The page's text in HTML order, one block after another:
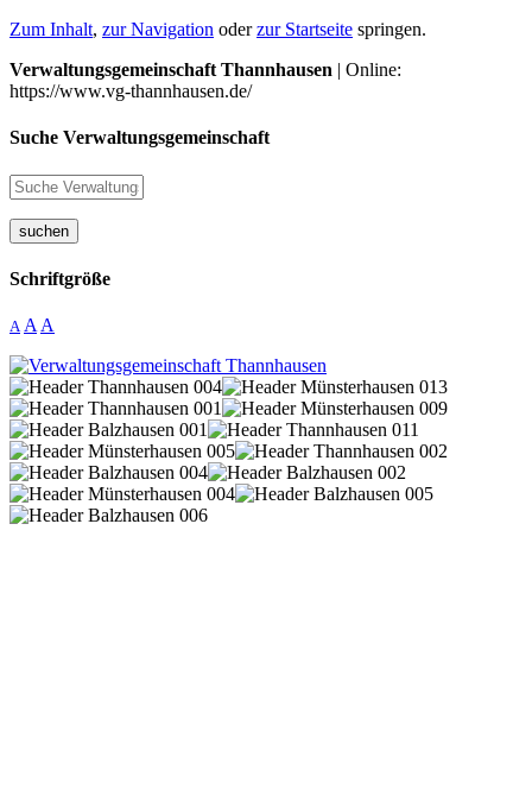
Zum Inhalt, zur Navigation oderzur Startseite springen.
Verwaltungsgemeinschaft Thannhausen | Online:
https://www.vg-thannhausen.de/
Suche Verwaltungsgemeinschaft
suchen
Schriftgröße
A A A